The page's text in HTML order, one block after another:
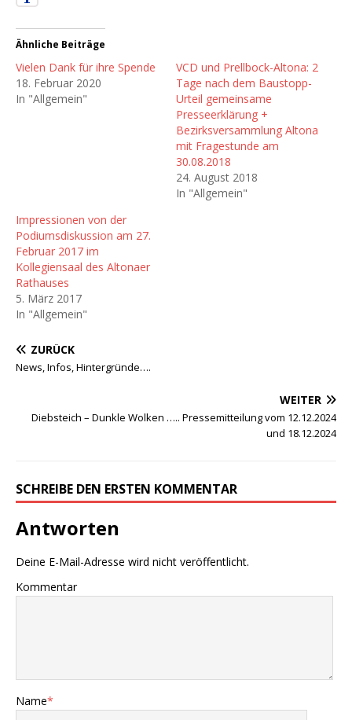
Ähnliche Beiträge
Vielen Dank für ihre Spende
18. Februar 2020
In "Allgemein"
VCD und Prellbock-Altona: 2
Tage nach dem Baustopp-
Urteil gemeinsame
Presseerklärung +
Bezirksversammlung Altona
mit Fragestunde am
30.08.2018
24. August 2018
In "Allgemein"
Impressionen von der
Podiumsdiskussion am 27.
Februar 2017 im
Kollegiensaal des Altonaer
Rathauses
5. März 2017
In "Allgemein"
ZURÜCK
News, Infos, Hintergründe….
WEITER
Diebsteich – Dunkle Wolken ….. Pressemitteilung vom 12.12.2024
und 18.12.2024
SCHREIBE DEN ERSTEN KOMMENTAR
Antworten
Deine E-Mail-Adresse wird nicht veröffentlicht.
Kommentar
Name*